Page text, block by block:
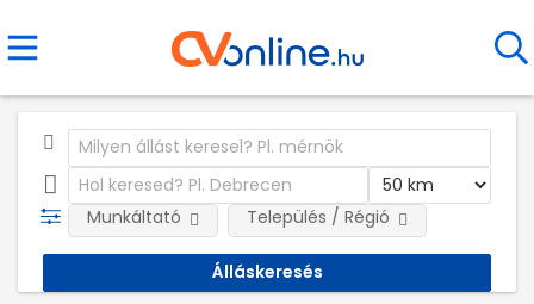
Munkáltató Település / Régió